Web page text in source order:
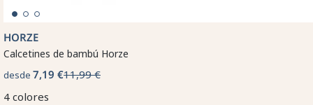
HORZE
Calcetines de bambú Horze
desde 7,19 €11,99 €
4 colores